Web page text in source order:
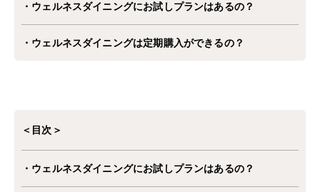
・ ウェルネスダイニングにお試しプランはあるの？
・ウェルネスダイニングは定期購入ができるの？
＜目次＞
・ウェルネスダイニングにお試しプランはあるの？